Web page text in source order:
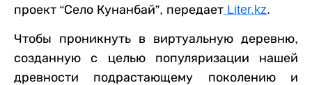
проект “Село Кунанбай”, передает Liter.kz.
Чтобы проникнуть в виртуальную деревню,
созданную с целью популяризации нашей
древности подрастающему поколению и